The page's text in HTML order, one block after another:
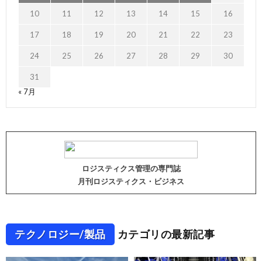
10 11 12 13 14 15 16
17 18 19 20 21 22 23
24 25 26 27 28 29 30
31
« 7月
ロジスティクス管理の専門誌
月刊ロジスティクス・ビジネス
テクノロジー/製品 カテゴリの最新記事